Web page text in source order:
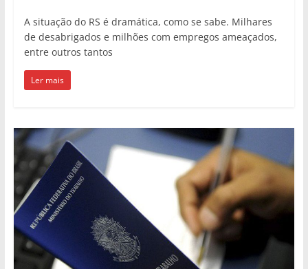
A situação do RS é dramática, como se sabe. Milhares
de desabrigados e milhões com empregos ameaçados,
entre outros tantos
Ler mais